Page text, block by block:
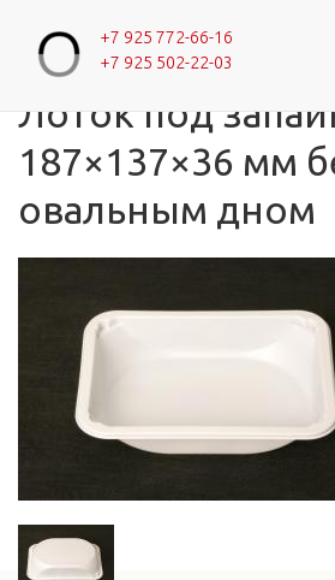
+7 925 772-66-16
+7 925 502-22-03
Главная
Лоток под
187×137×36 мм
овальным дном